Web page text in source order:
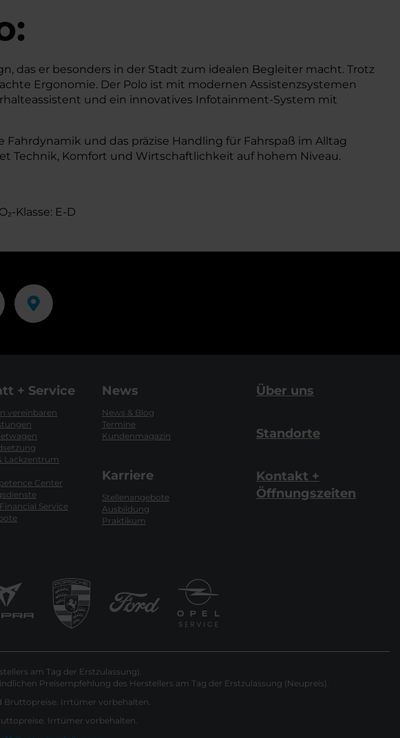
das er besonders in der Stadt zum idealen Begleiter macht. Trotz
Ergonomie. Der Polo ist mit modernen Assistenzsystemen
und ein innovatives Infotainment-System mit
und das präzise Handling für Fahrspaß im Alltag
Technik, Komfort und Wirtschaftlichkeit auf hohem Niveau.
Klasse: E-D
+ Service
vereinbaren
Lackzentrum
Center
Service
News
News & Blog
Termine
Kundenmagazin
Karriere
Stellenangebote
Ausbildung
Praktikum
Über uns
Standorte
Kontakt +
Öffnungszeiten
am Tag der Erstzulassung).
Preisempfehlung des Herstellers am Tag der Erstzulassung (Neupreis).
Bruttopreise. Irrtümer vorbehalten.
Irrtümer vorbehalten.